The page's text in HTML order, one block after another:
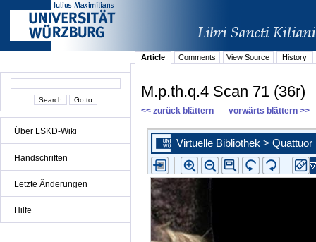
Über LSKD-Wiki
Handschriften
Letzte Änderungen
Hilfe
Article Comments View Source History
M.p.th.q.4 Scan 71 (36r)
<< zurück blättern vorwärts blättern >>